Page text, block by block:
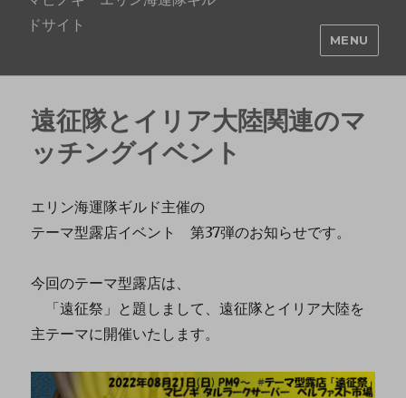
ドサイト
MENU
遠征隊とイリア大陸関連のマ
ッチングイベント
エリン海運隊ギルド主催の
テーマ型露店イベント 第37弾のお知らせです。
今回のテーマ型露店は、
「遠征祭」と題しまして、遠征隊とイリア大陸を
主テーマに開催いたします。